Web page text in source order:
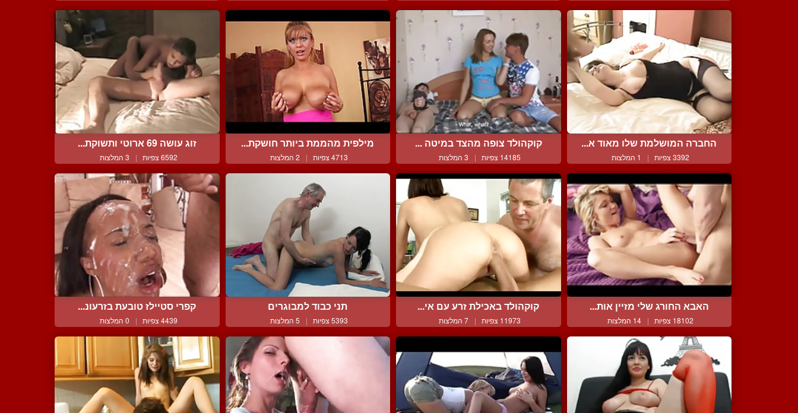
החברה המושלמת שלו מאוד א...
3392 צפיות | 1 המלצות
קוקהולד צופה מהצד במיטה ...
14185 צפיות | 3 המלצות
מילפית מהממת ביותר חושקת...
4713 צפיות | 2 המלצות
זוג עושה 69 ארוטי ותשוקת...
6592 צפיות | 3 המלצות
האבא החורג שלי מזיין אות...
18102 צפיות | 14 המלצות
קוקהולד באכילת זרע עם אי...
11973 צפיות | 7 המלצות
תני כבוד למבוגרים
5393 צפיות | 5 המלצות
קפרי סטיילז טובעת בזרעונ...
4439 צפיות | 0 המלצות